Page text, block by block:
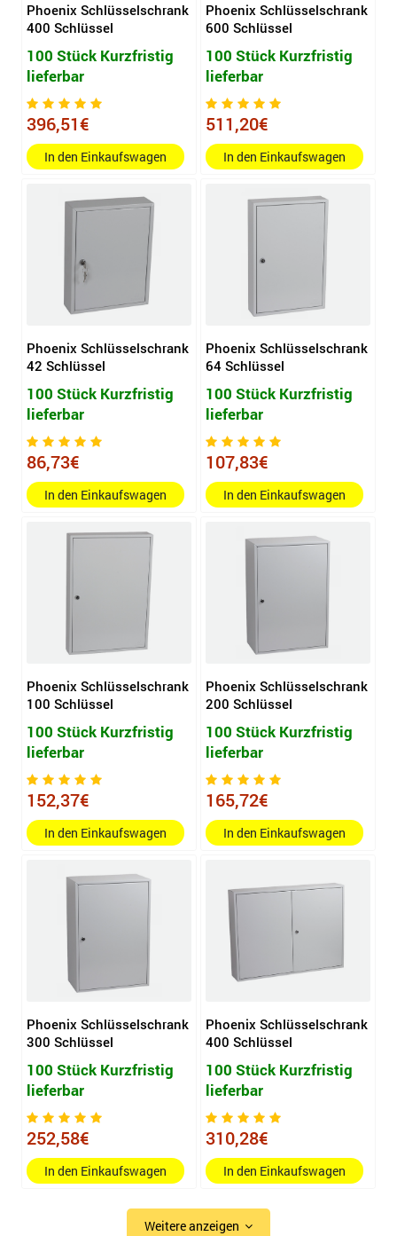
Phoenix Schlüsselschrank
400 Schlüssel
100 Stück Kurzfristig
lieferbar
396,51€
In den Einkaufswagen
Phoenix Schlüsselschrank
600 Schlüssel
100 Stück Kurzfristig
lieferbar
511,20€
In den Einkaufswagen
Phoenix Schlüsselschrank
42 Schlüssel
100 Stück Kurzfristig
lieferbar
86,73€
In den Einkaufswagen
Phoenix Schlüsselschrank
64 Schlüssel
100 Stück Kurzfristig
lieferbar
107,83€
In den Einkaufswagen
Phoenix Schlüsselschrank
100 Schlüssel
100 Stück Kurzfristig
lieferbar
152,37€
In den Einkaufswagen
Phoenix Schlüsselschrank
200 Schlüssel
100 Stück Kurzfristig
lieferbar
165,72€
In den Einkaufswagen
Phoenix Schlüsselschrank
300 Schlüssel
100 Stück Kurzfristig
lieferbar
252,58€
In den Einkaufswagen
Phoenix Schlüsselschrank
400 Schlüssel
100 Stück Kurzfristig
lieferbar
310,28€
In den Einkaufswagen
Weitere anzeigen